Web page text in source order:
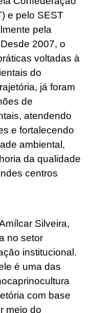
e pelo SEST
pela
2007, o
voltadas à
do
já foram
de
atendendo
e fortalecendo
ambiental,
da qualidade
centros
Silveira,
no setor
institucional.
é uma das
com base
meio do